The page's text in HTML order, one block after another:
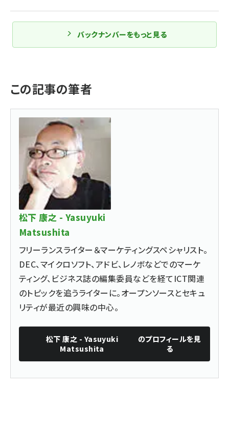
バックナンバーをもっと見る
この記事の筆者
松下 康之 - Yasuyuki
Matsushita
フリーランスライター＆マーケティングスペシャリスト。
DEC、マイクロソフト、アドビ、レノボなどでのマーケ
ティング、ビジネス誌の編集委員などを経てICT関連
のトピックを追うライターに。オープンソースとセキュ
リティが最近の興味の中心。
松下 康之 - Yasuyuki
Matsushita
のプロフィールを見
る